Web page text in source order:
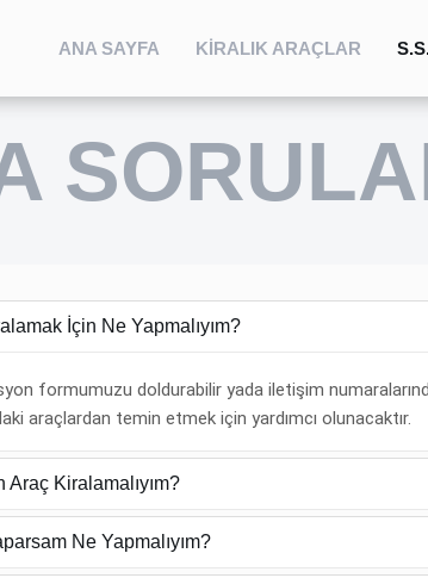
ANA SAYFA KIRALIK ARAÇLAR
İçin Ne Yapmalıyım?
formumuzu doldurabilir yada iletişim
araçlardan temin etmek için yardımcı olunacaktır.
Araç Kiralamalıyım?
Ne Yapmalıyım?